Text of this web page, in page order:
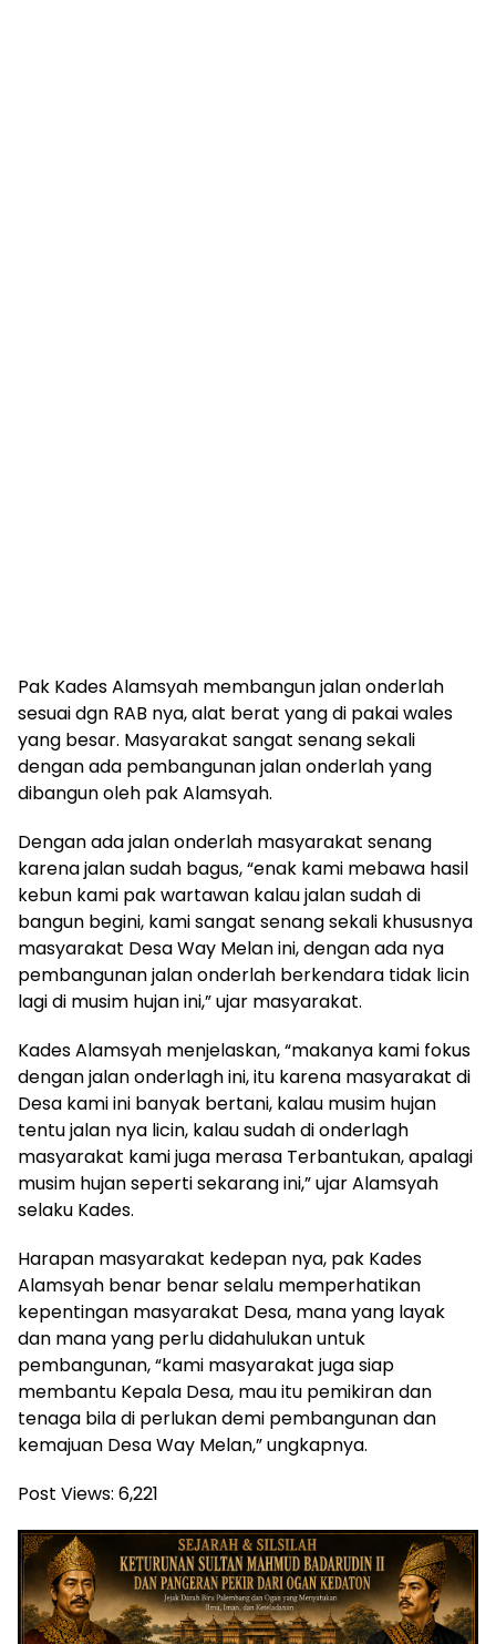
Pak Kades Alamsyah membangun jalan onderlah
sesuai dgn RAB nya, alat berat yang di pakai wales
yang besar. Masyarakat sangat senang sekali
dengan ada pembangunan jalan onderlah yang
dibangun oleh pak Alamsyah.
Dengan ada jalan onderlah masyarakat senang
karena jalan sudah bagus, “enak kami mebawa hasil
kebun kami pak wartawan kalau jalan sudah di
bangun begini, kami sangat senang sekali khususnya
masyarakat Desa Way Melan ini, dengan ada nya
pembangunan jalan onderlah berkendara tidak licin
lagi di musim hujan ini,” ujar masyarakat.
Kades Alamsyah menjelaskan, “makanya kami fokus
dengan jalan onderlagh ini, itu karena masyarakat di
Desa kami ini banyak bertani, kalau musim hujan
tentu jalan nya licin, kalau sudah di onderlagh
masyarakat kami juga merasa Terbantukan, apalagi
musim hujan seperti sekarang ini,” ujar Alamsyah
selaku Kades.
Harapan masyarakat kedepan nya, pak Kades
Alamsyah benar benar selalu memperhatikan
kepentingan masyarakat Desa, mana yang layak
dan mana yang perlu didahulukan untuk
pembangunan, “kami masyarakat juga siap
membantu Kepala Desa, mau itu pemikiran dan
tenaga bila di perlukan demi pembangunan dan
kemajuan Desa Way Melan,” ungkapnya.
Post Views: 6,221